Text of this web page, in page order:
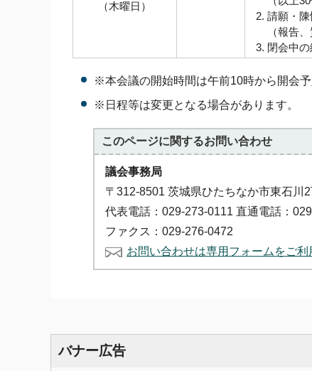
（木曜日）
請願・陳
（報告
閉会中
※本会議の開始時間は午前10時から開会予
※日程等は変更となる場合があります。
このページに関するお問い合わせ
議会事務局
〒312-8501 茨城県ひたちなか市東石川
代表電話：029-273-0111 直通電話：
ファクス：029-276-0472
お問い合わせは専用フォームをご利
バナー広告